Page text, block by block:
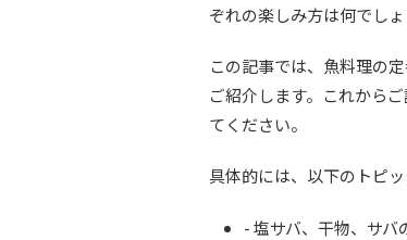
ぞれの楽しみ方は何でしょ
この記事では、魚料理の
ご紹介します。これから
てください。
具体的には、以下のトピッ
- 塩サバ、干物、サバ